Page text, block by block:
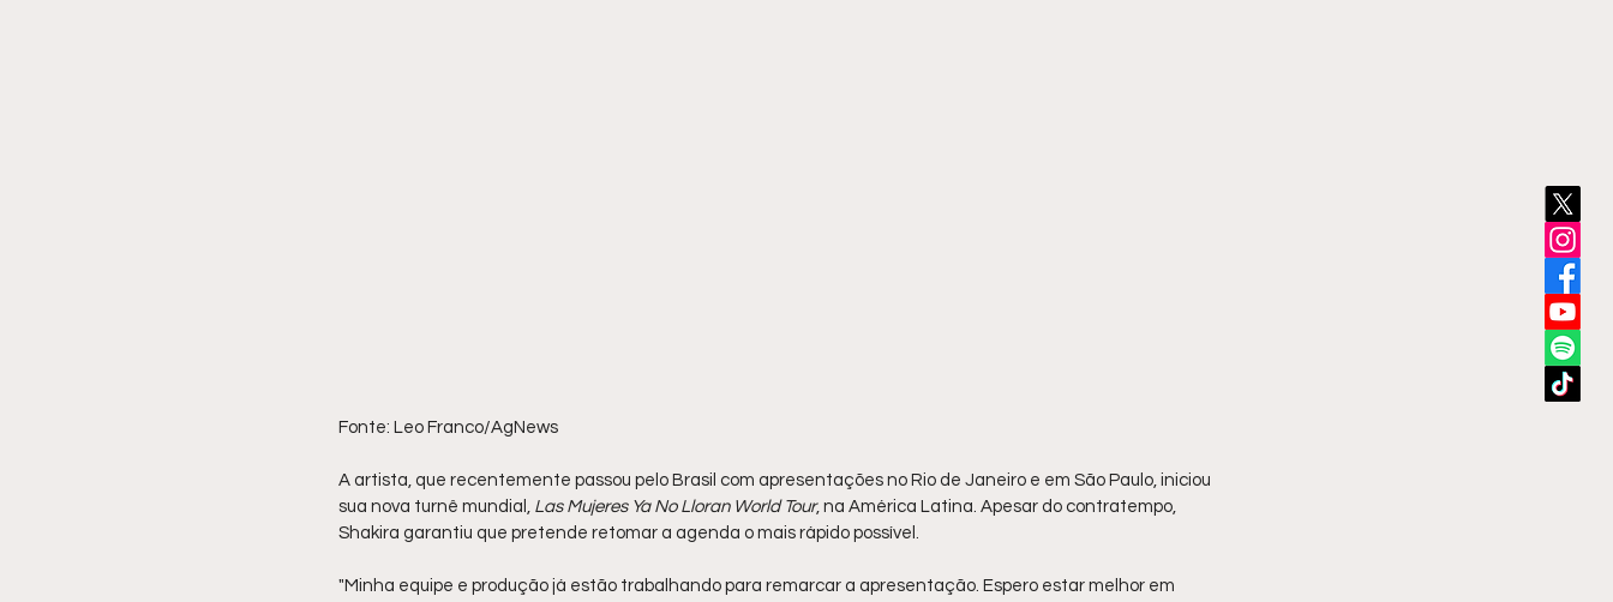
Fonte: Leo Franco/AgNews
A artista, que recentemente passou pelo Brasil com apresentações no Rio de Janeiro e em São Paulo, iniciou
sua nova turnê mundial, Las Mujeres Ya No Lloran World Tour, na América Latina. Apesar do contratempo,
Shakira garantiu que pretende retomar a agenda o mais rápido possível.
"Minha equipe e produção já estão trabalhando para remarcar a apresentação. Espero estar melhor em